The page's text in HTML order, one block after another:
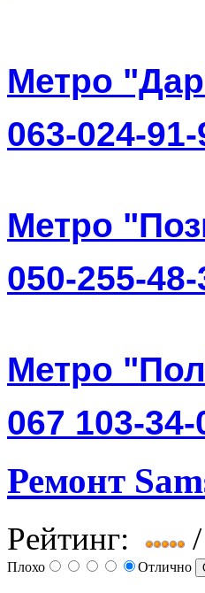
Метро
063-024-91-
Метро
050-255-48-
Метро
067 103-34-
Ремонт
Рейтинг:
Плохо Отлично